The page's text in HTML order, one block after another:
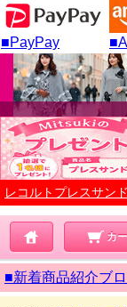
■PayPay
レコルトプレスサン
カ
■新着商品紹介ブロ